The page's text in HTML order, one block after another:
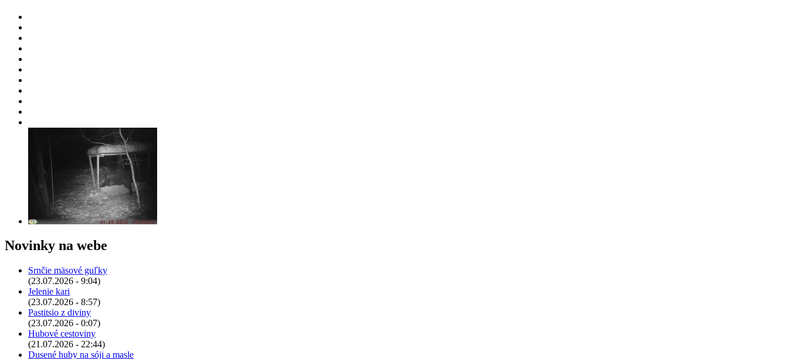
Novinky na webe
Srnčie mäsové guľky
(23.07.2026 - 9:04)
Jelenie kari
(23.07.2026 - 8:57)
Pastitsio z diviny
(23.07.2026 - 0:07)
Hubové cestoviny
(21.07.2026 - 22:44)
Dusené huby na sóji a masle